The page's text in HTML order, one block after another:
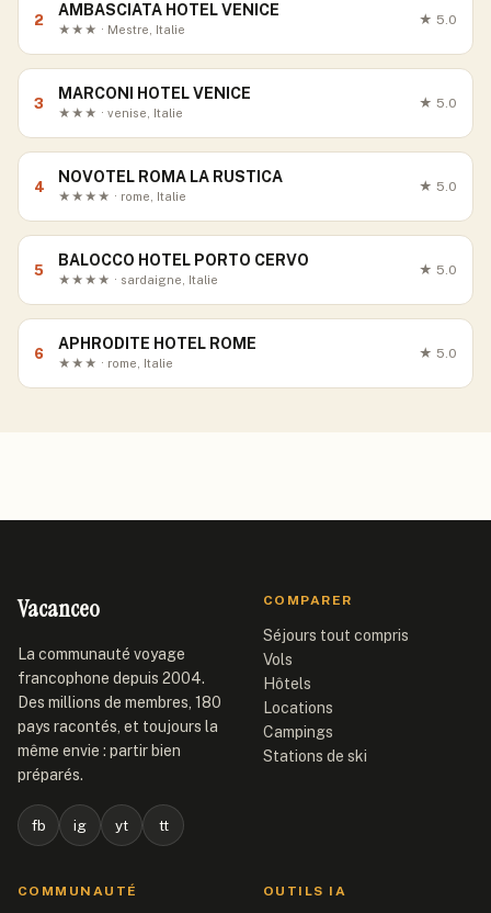
2
AMBASCIATA HOTEL VENICE
★★★ · Mestre, Italie
★ 5.0
3
MARCONI HOTEL VENICE
★★★ · venise, Italie
★ 5.0
4
NOVOTEL ROMA LA RUSTICA
★★★★ · rome, Italie
★ 5.0
5
BALOCCO HOTEL PORTO CERVO
★★★★ · sardaigne, Italie
★ 5.0
6
APHRODITE HOTEL ROME
★★★ · rome, Italie
★ 5.0
Vacanceo
La communauté voyage
francophone depuis 2004.
Des millions de membres, 180
pays racontés, et toujours la
même envie : partir bien
préparés.
fb ig yt tt
COMPARER
Séjours tout compris
Vols
Hôtels
Locations
Campings
Stations de ski
COMMUNAUTÉ OUTILS IA